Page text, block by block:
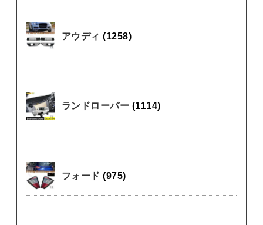
アウディ(1258)
ランドローバー (1114)
フォード(975)